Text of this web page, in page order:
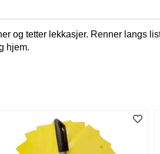
og tetter lekkasjer. Renner langs
hjem.